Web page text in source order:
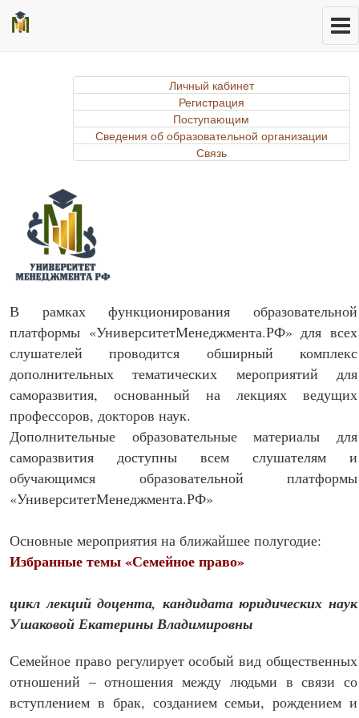
Личный кабинет
Регистрация
Поступающим
Сведения об образовательной организации
Связь
В рамках функционирования образовательной
платформы «УниверситетМенеджмента.РФ» для всех
слушателей проводится обширный комплекс
дополнительных тематических мероприятий для
саморазвития, основанный на лекциях ведущих
профессоров, докторов наук.
Дополнительные образовательные материалы для
саморазвития доступны всем слушателям и
обучающимся образовательной платформы
«УниверситетМенеджмента.РФ»
Основные мероприятия на ближайшее полугодие:
Избранные темы «Семейное право»
цикл лекций доцента, кандидата юридических наук
Ушаковой Екатерины Владимировны
Семейное право регулирует особый вид общественных
отношений – отношения между людьми в связи со
вступлением в брак, созданием семьи, рождением и